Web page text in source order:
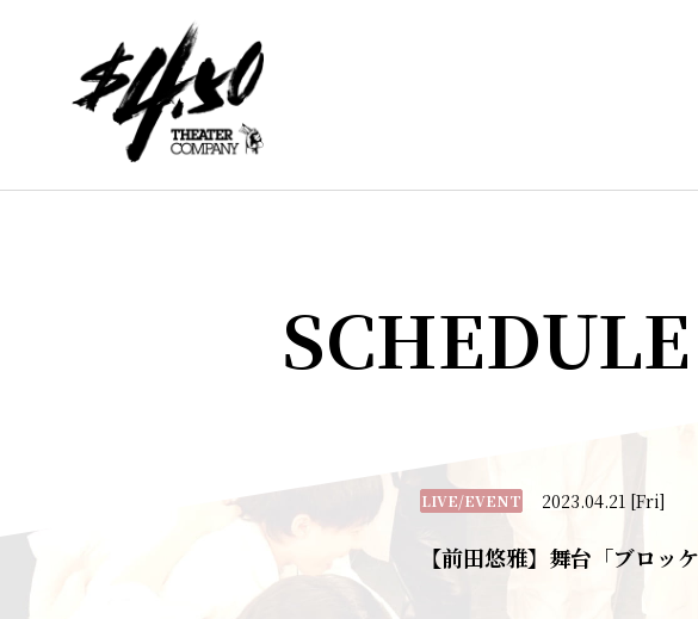
SCHEDULE
2023.04.21 [Fri]
LIVE/EVENT
【前田悠雅】舞台「ブロッケ